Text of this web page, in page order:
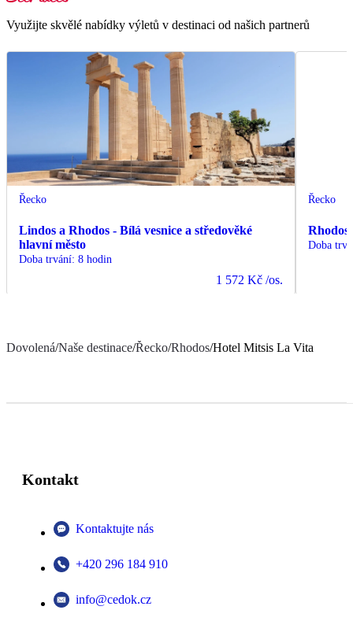
Využijte skvělé nabídky výletů v destinaci od našich partnerů
Řecko
Lindos a Rhodos - Bílá vesnice a středověké
hlavní město
Doba trvání: 8 hodin
1 572 Kč /os.
Řecko
Rhodos
Doba
Dovolená/Naše destinace/Řecko/Rhodos/Hotel Mitsis La Vita
Kontakt
Kontaktujte nás
+420 296 184 910
info@cedok.cz